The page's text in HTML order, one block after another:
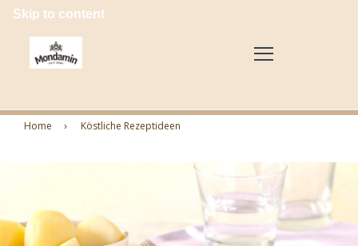
Skip to content
Home Köstliche Rezeptideen